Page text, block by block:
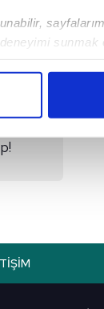
hedefli
kişilere ait
bilgi